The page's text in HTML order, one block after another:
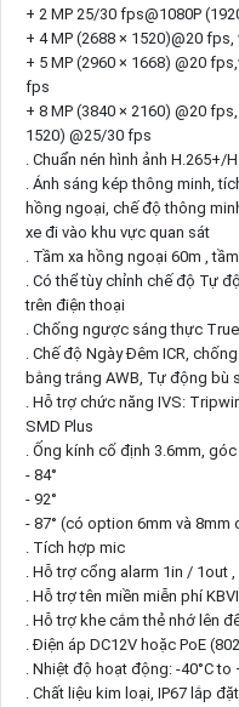
+ 2 MP 25/30 fps@1080P
+ 4 MP (2688 × 1520)@20
+ 5 MP (2960 × 1668) @20
fps
+ 8 MP (3840 × 2160) @20
1520) @25/30 fps
. Chuẩn nén hình ảnh H.265+/
. Ánh sáng kép thông minh,
hồng ngoại, chế độ thông
xe đi vào khu vực quan sát
. Tầm xa hồng ngoại 60m ,
. Có thể tùy chỉnh chế độ Tự
trên điện thoại
. Chống ngược sáng thực
. Chế độ Ngày Đêm ICR,
bằng trắng AWB, Tự động bù
. Hỗ trợ chức năng IVS:
SMD Plus
. Ống kính cố định 3.6mm, góc
- 84°
- 92°
- 87° (có option 6mm và 8mm
. Tích hợp mic
. Hỗ trợ cổng alarm 1in / 1out
. Hỗ trợ tên miền miễn phí
. Hỗ trợ khe cắm thẻ nhớ lên
. Điện áp DC12V hoặc PoE
. Nhiệt độ hoạt động: -40°C to
. Chất liệu kim loại, IP67 lắp